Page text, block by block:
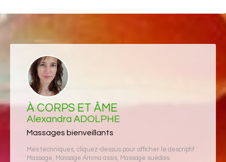
À CORPS ET ÂME
Alexandra ADOLPHE
Massages bienveillants
Mes techniques, cliquez-dessus pour afficher le descriptif :
Massage, Massage Amma assis, Massage suédois